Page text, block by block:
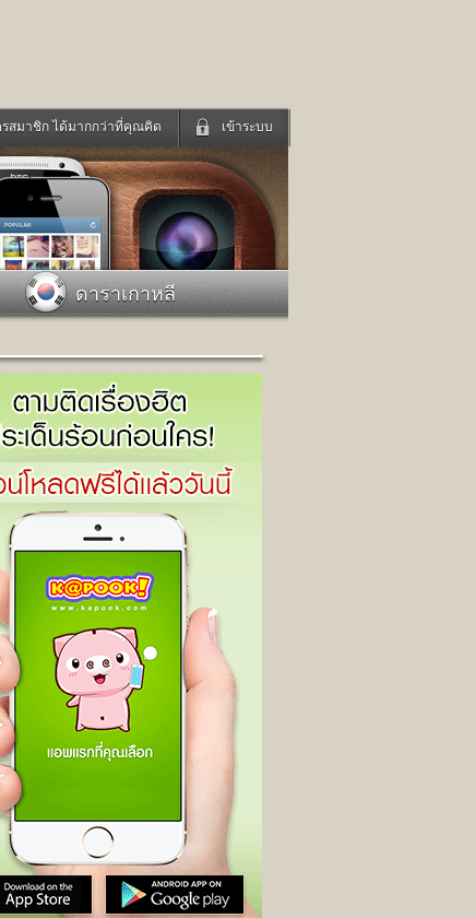
เข้าระบบ
สมาชิก ได้มากกว่าที่คุณคิด
ดูทีวี
ฟังวิทยุออนไลน์
Glitter
แม่และเด็ก
สัตว์เลี้ยง
ท่องเที่ยว
Facebook
เข้าระบบด้วย User Kapook
Email
เข้าระบบด้วย Facebook
ดาราเกาหลี